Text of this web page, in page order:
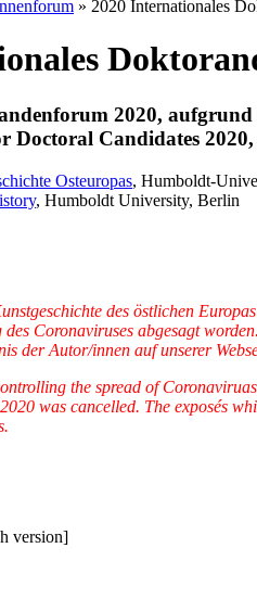
» 2020 Internationales
2020, aufgrund
Candidates 2020,
Osteuropas, Humboldt-
, Humboldt University, Berlin
des östlichen
Coronaviruses abgesagt
der Autor/innen auf unserer
the spread of
was cancelled. The exposés
version]